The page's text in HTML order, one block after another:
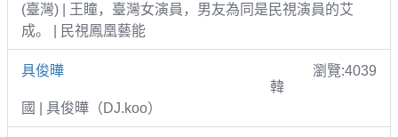
(臺灣) | 王瞳，臺灣女演員，男友為同是民視演員的艾
成。 | 民視鳳凰藝能
具俊曄
瀏覽:4039
韓
國 | 具俊曄（DJ.koo）